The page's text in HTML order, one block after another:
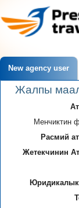
New agency user
Жалпы
Менчиктин
Расмий
Жетекчинин
Юридикалык